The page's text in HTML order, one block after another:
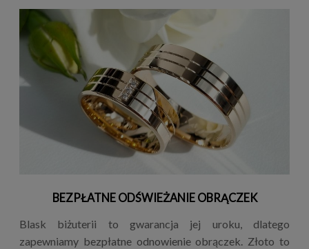
BEZPŁATNE ODŚWIEŻANIE OBRĄCZEK
Blask biżuterii to gwarancja jej uroku, dlatego
zapewniamy bezpłatne odnowienie obrączek. Złoto to